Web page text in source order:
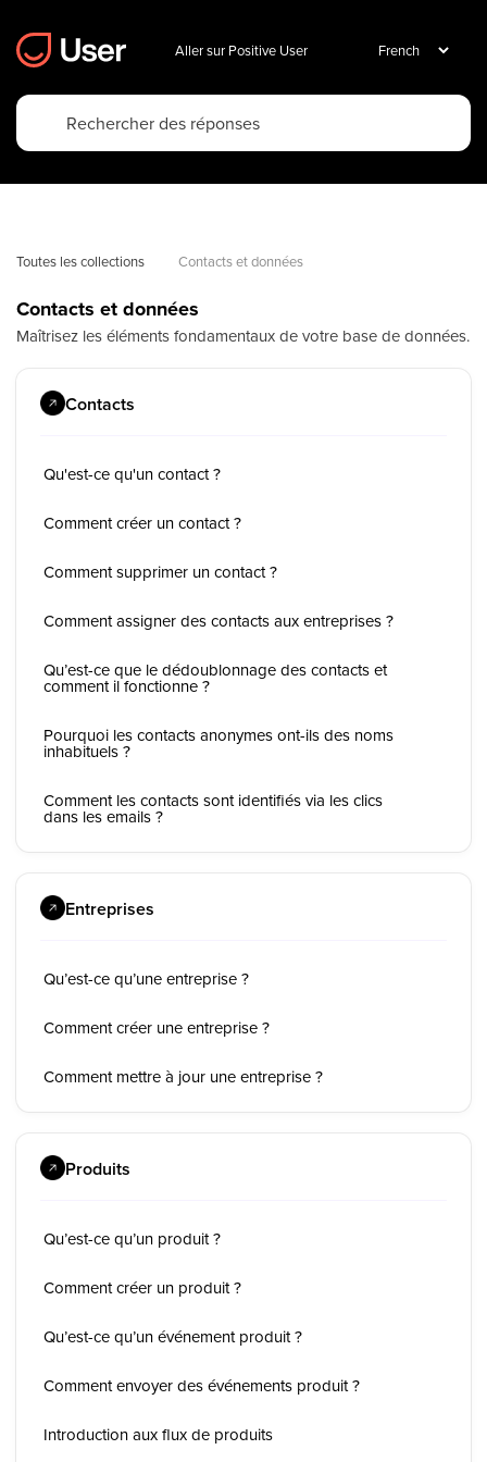
Aller sur Positive User
Toutes les collections Contacts et données
Contacts et données
Maîtrisez les éléments fondamentaux de votre base de données.
Contacts
Qu'est-ce qu'un contact ?
Comment créer un contact ?
Comment supprimer un contact ?
Comment assigner des contacts aux entreprises ?
Qu’est-ce que le dédoublonnage des contacts et
comment il fonctionne ?
Pourquoi les contacts anonymes ont-ils des noms
inhabituels ?
Comment les contacts sont identifiés via les clics
dans les emails ?
Entreprises
Qu’est-ce qu’une entreprise ?
Comment créer une entreprise ?
Comment mettre à jour une entreprise ?
Produits
Qu’est-ce qu’un produit ?
Comment créer un produit ?
Qu’est-ce qu’un événement produit ?
Comment envoyer des événements produit ?
Introduction aux flux de produits